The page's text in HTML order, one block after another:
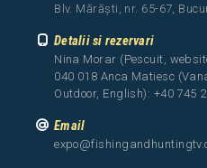
Blv. Mărăști, nr. 65-67,
Detalii si rezervari
Nina Morar (Pescuit,
040 018 Anca Matiesc
Outdoor, English): +40 745
Email